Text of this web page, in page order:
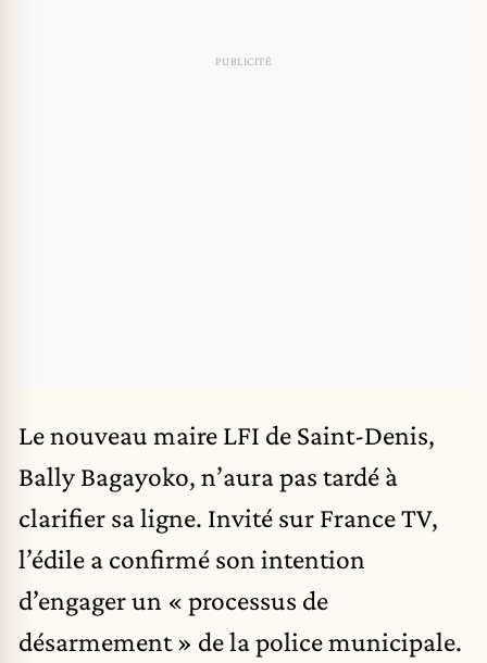
Le nouveau maire LFI de Saint-Denis,
Bally Bagayoko, n’aura pas tardé à
clarifier sa ligne. Invité sur France TV,
l’édile a confirmé son intention
d’engager un « processus de
désarmement » de la police municipale.